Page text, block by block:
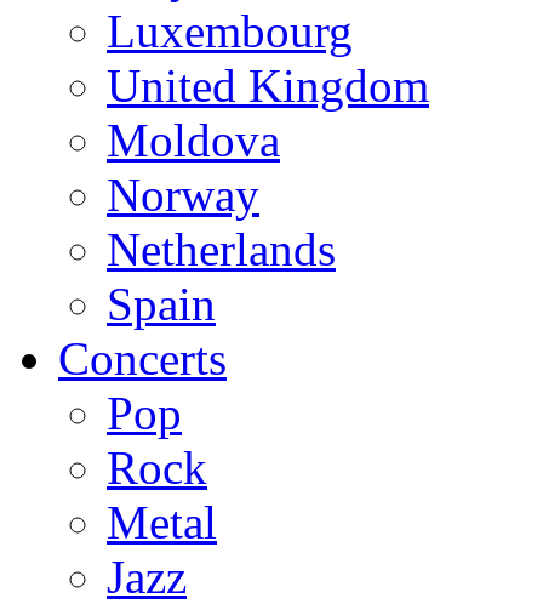
Luxembourg
United Kingdom
Moldova
Norway
Netherlands
Spain
Concerts
Pop
Rock
Metal
Jazz